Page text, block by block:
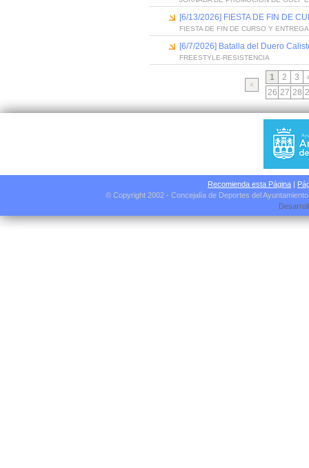
[6/13/2026] FIESTA DE FIN DE
FIESTA DE FIN DE CURSO Y
[6/7/2026] Batalla del Duero
FREESTYLE-RESISTENCIA
1 2 3
26 27 28
Recomienda esta Página |
© Copyright 2002 - Concejalía de Deportes del